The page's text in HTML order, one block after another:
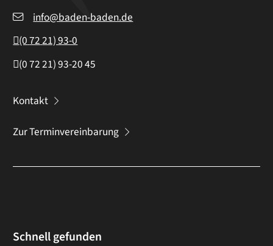
info@baden-baden.de
(07221) 93-0
(07221) 93-2045
Kontakt
Zur Terminvereinbarung
Schnell gefunden